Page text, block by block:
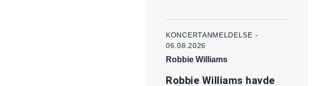
KONCERTANMELDELSE -
06.08.2026
Robbie Williams
Robbie Williams havde